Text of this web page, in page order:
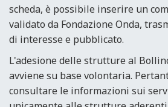
scheda, è possibile inserire un
validato da Fondazione Onda,
di interesse e pubblicato.
L'adesione delle strutture al
avviene su base volontaria.
consultare le informazioni sui